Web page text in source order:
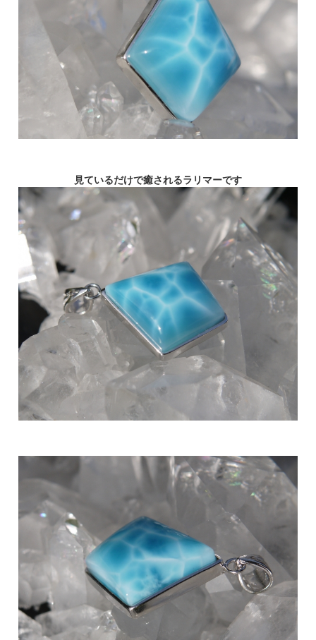
見ているだけで癒されるラリマーです